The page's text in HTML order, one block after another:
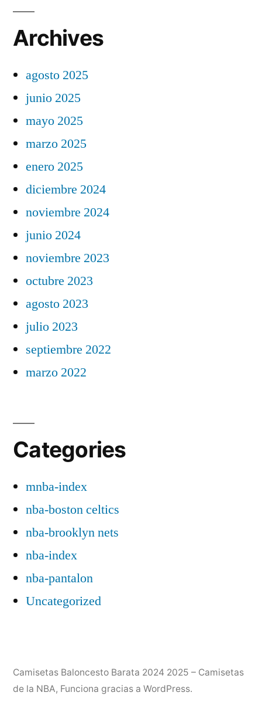
Archives
agosto 2025
junio 2025
mayo 2025
marzo 2025
enero 2025
diciembre 2024
noviembre 2024
junio 2024
noviembre 2023
octubre 2023
agosto 2023
julio 2023
septiembre 2022
marzo 2022
Categories
mnba-index
nba-boston celtics
nba-brooklyn nets
nba-index
nba-pantalon
Uncategorized
Camisetas Baloncesto Barata 2024 2025 – Camisetas
de la NBA, Funciona gracias a WordPress.